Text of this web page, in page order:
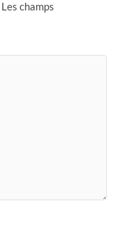
Les champs